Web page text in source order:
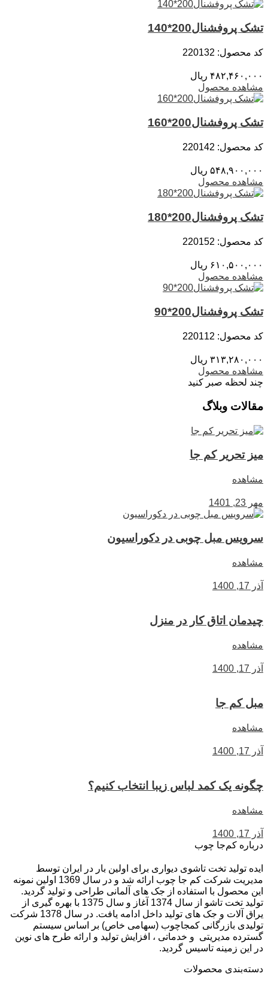
تشک پروفشنال200*140
کد محصول: 220132
۴۸۲,۴۶۰,۰۰۰ ریال
مشاهده محصول
تشک پروفشنال200*160
کد محصول: 220142
۵۴۸,۹۰۰,۰۰۰ ریال
مشاهده محصول
تشک پروفشنال200*180
کد محصول: 220152
۶۱۰,۵۰۰,۰۰۰ ریال
مشاهده محصول
تشک پروفشنال200*90
کد محصول: 220112
۳۱۳,۲۸۰,۰۰۰ ریال
مشاهده محصول
چند لحظه صبر کنید
مقالات وبلاگ
میز تحریر کم جا
مشاهده
مهر 23, 1401
سرویس مبل چوبی در دکوراسیون
مشاهده
آذر 17, 1400
چیدمان اتاق کار در منزل
مشاهده
آذر 17, 1400
مبل کم جا
مشاهده
آذر 17, 1400
چگونه یک کمد لباس زیبا انتخاب کنیم؟
مشاهده
آذر 17, 1400
درباره کم‌جا چوب
ایده تولید تخت تاشوی دیواری برای اولین بار در ایران توسط
مدیریت شرکت کم جا چوب ارائه شد و در سال 1369 اولین نمونه
این محصول با استفاده از جک های آلمانی طراحی و تولید گردید.
تولید تخت تاشو از سال 1374 آغاز و سال 1375 با بهره گیری از
یراق آلات و جک های تولید داخل ادامه یافت. در سال 1378 شرکت
تولیدی بازرگانی کمجاچوب (سهامی خاص) بر اساس سیستم
گسترده مدیریتی و خدماتی ، افزایش تولید و ارائه طرح های نوین
در این زمینه تاسیس گردید.
دسته‌بندی محصولات